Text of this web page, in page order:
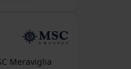
Meraviglia